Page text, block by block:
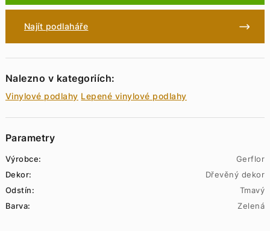
Najít podlaháře
Nalezno v kategoriích:
Vinylové podlahy Lepené vinylové podlahy
Parametry
Výrobce:
Gerflor
Dekor:
Dřevěný dekor
Odstín:
Tmavý
Barva:
Zelená